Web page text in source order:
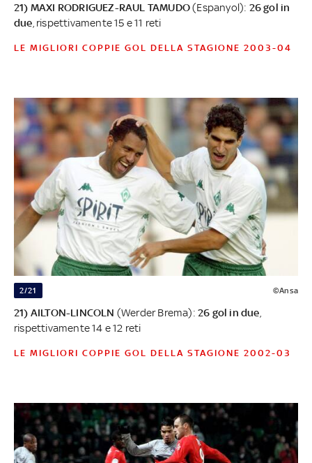
21) MAXI RODRIGUEZ-RAUL TAMUDO(Espanyol): 26 gol in
due , rispettivamente 15 e 11 reti
LE MIGLIORI COPPIE GOL DELLA STAGIONE 2003-04
2/21 ©Ansa
21) AILTON-LINCOLN (Werder Brema):26 gol in due
rispettivamente 14 e 12 reti
LE MIGLIORI COPPIE GOL DELLA STAGIONE 2002-03